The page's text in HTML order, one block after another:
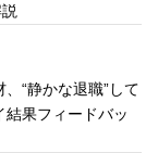
“静かな退職”して
果フィードバッ